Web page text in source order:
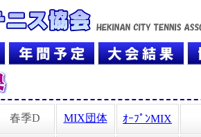
春季D MIX団体 ｵｰﾌﾟﾝMIX